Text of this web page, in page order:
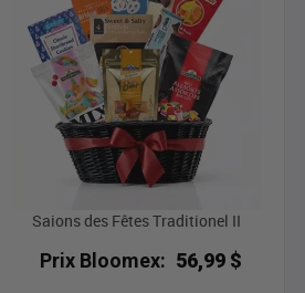
Saions des Fêtes Traditionel II
Prix Bloomex: 56,99 $